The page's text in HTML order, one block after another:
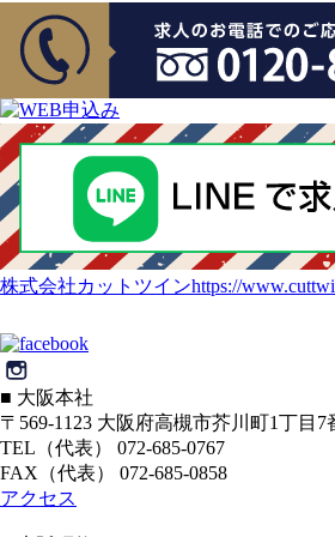
株式会社カットツインhttps://
■ 大阪本社
〒569-1123 大阪府高槻市芥川町1丁目
TEL（代表） 072-685-0767
FAX（代表） 072-685-0858
アクセス